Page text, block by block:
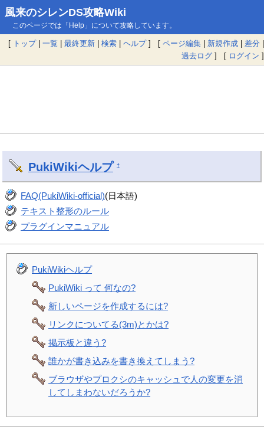
風来のシレンDS攻略Wiki
このページでは「Help」について攻略しています。
[ トップ| 一覧 | 最終更新 | 検索 | ヘルプ] [ ページ編集 | 新規作成 | 差分 |
過去ログ ] [ ログイン ]
PukiWikiヘルプ †
FAQ(PukiWiki-official)(日本語)
テキスト整形のルール
プラグインマニュアル
PukiWikiヘルプ
PukiWiki って 何なの?
新しいページを作成するには?
リンクについてる(3m)とかは?
掲示板と違う?
誰かが書き込みを書き換えてしまう?
ブラウザやプロクシのキャッシュで人の変更を消
してしまわないだろうか?